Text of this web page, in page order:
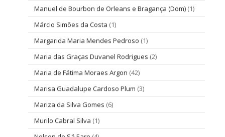
Manuel de Bourbon de Orleans e Bragança (Dom) (1)
Márcio Simões da Costa (1)
Margarida Maria Mendes Pedroso (1)
Maria das Graças Duvanel Rodrigues (2)
Maria de Fátima Moraes Argon (42)
Marisa Guadalupe Cardoso Plum (3)
Mariza da Silva Gomes (6)
Murilo Cabral Silva (1)